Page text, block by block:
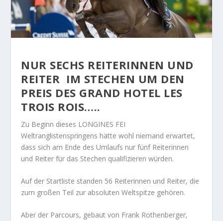
NUR SECHS REITERINNEN UND
REITER IM STECHEN UM DEN
PREIS DES GRAND HOTEL LES
TROIS ROIS…..
Zu Beginn dieses LONGINES FEI
Weltranglistenspringens hätte wohl niemand erwartet,
dass sich am Ende des Umlaufs nur fünf Reiterinnen
und Reiter für das Stechen qualifizieren würden.
Auf der Startliste standen 56 Reiterinnen und Reiter, die
zum großen Teil zur absoluten Weltspitze gehören.
Aber der Parcours, gebaut von Frank Rothenberger,